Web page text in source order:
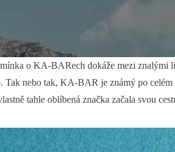
o KA-BARech dokáže mezi znalými
Tak nebo tak, KA-BAR je známý po
tahle oblíbená značka začala svou